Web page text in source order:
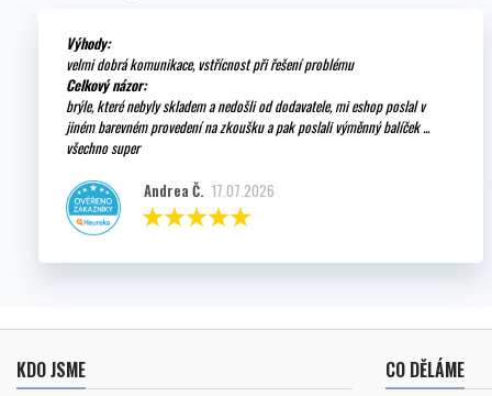
Výhody:
velmi dobrá komunikace, vstřícnost při řešení problému
Celkový názor:
brýle, které nebyly skladem a nedošli od dodavatele, mi eshop poslal v
jiném barevném provedení na zkoušku a pak poslali výměnný balíček ...
všechno super
Andrea Č. 17.07.2026
KDO JSME CO DĚLÁME